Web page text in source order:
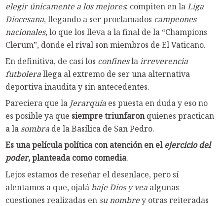
elegir únicamente a los mejores; compiten en laLiga
Diocesana, llegando a ser proclamados campeones
nacionales, lo que los lleva a la final de la “Champions
Clerum”, donde el rival son miembros de El Vaticano.
En definitiva, de casi los confineslairreverencia
futbolerallega al extremo de ser una alternativa
deportiva inaudita y sin antecedentes.
Pareciera que la Jerarquíaes puesta en duda y eso no
es posible ya que siempre triunfaronquienes practican
a la sombrade la Basílica de San Pedro.
Es una película política con atención en elejercicio del
poder, planteada como comedia.
Lejos estamos de reseñar el desenlace, pero sí
alentamos a que, ojalábaje Dios y veaalgunas
cuestiones realizadas en su nombrey otras reiteradas